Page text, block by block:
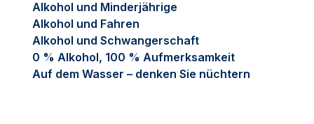
Alkohol und Minderjährige
Alkohol und Fahren
Alkohol und Schwangerschaft
0 % Alkohol, 100 % Aufmerksamkeit
Auf dem Wasser – denken Sie nüchtern